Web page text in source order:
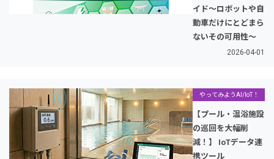
イド～ロボットや自
動車だけにとどまら
ないその可用性～
2026-04-01
やってみようAI/IoT！
【プール・温浴施設
の巡回を大幅削
減！】 IoTデータ連
携ツール